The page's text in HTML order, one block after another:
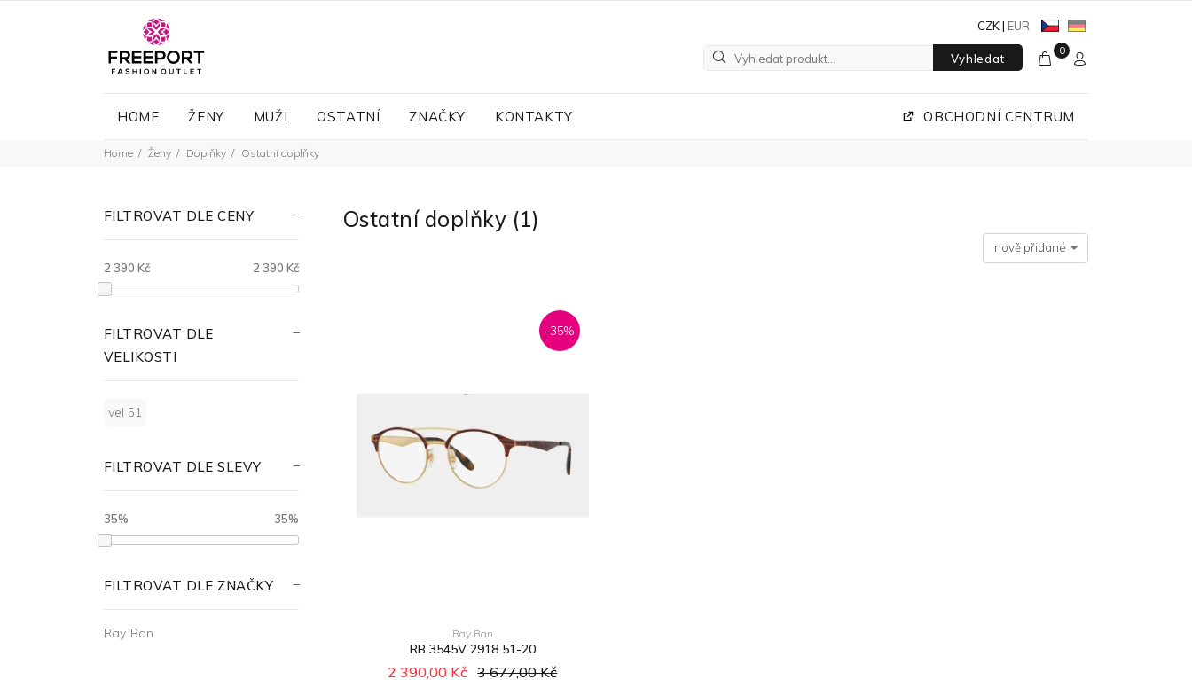
CZK| EUR
Vyhledat
0
HOME ŽENY MUŽI OSTATNÍ ZNAČKY KONTAKTY OBCHODNÍ CENTRUM
Home Ženy Doplňky Ostatní doplňky
FILTROVAT DLE CENY
2 390 Kč 2 390 Kč
FILTROVAT DLE
VELIKOSTI
vel 51
FILTROVAT DLE SLEVY
35% 35%
FILTROVAT DLE ZNAČKY
Ray Ban
Ostatní doplňky (1)
nově přidané
-35%
Ray Ban
RB 3545V 2918 51-20
2 390,00 Kč 3 677,00 Kč